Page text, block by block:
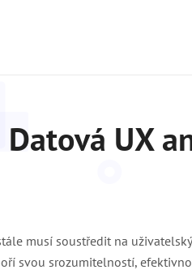
Datová UX
musí soustředit na
svou srozumitelností,